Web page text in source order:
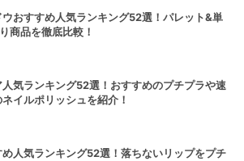
ウおすすめ人気ランキング52選！パレット&単
商品を徹底比較！
人気ランキング52選！おすすめのプチプラや速
イルポリッシュを紹介！
め人気ランキング52選！落ちないリップをプチ